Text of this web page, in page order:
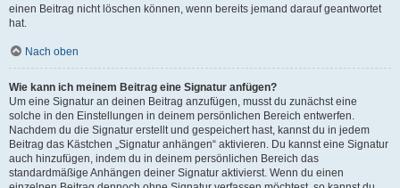
einen Beitrag nicht löschen können, wenn bereits jemand darauf geantwortet
hat.
Nach oben
Wie kann ich meinem Beitrag eine Signatur anfügen?
Um eine Signatur an deinen Beitrag anzufügen, musst du zunächst eine
solche in den Einstellungen in deinem persönlichen Bereich entwerfen.
Nachdem du die Signatur erstellt und gespeichert hast, kannst du in jedem
Beitrag das Kästchen „Signatur anhängen“ aktivieren. Du kannst eine Signatur
auch hinzufügen, indem du in deinem persönlichen Bereich das
standardmäßige Anhängen deiner Signatur aktivierst. Wenn du einen